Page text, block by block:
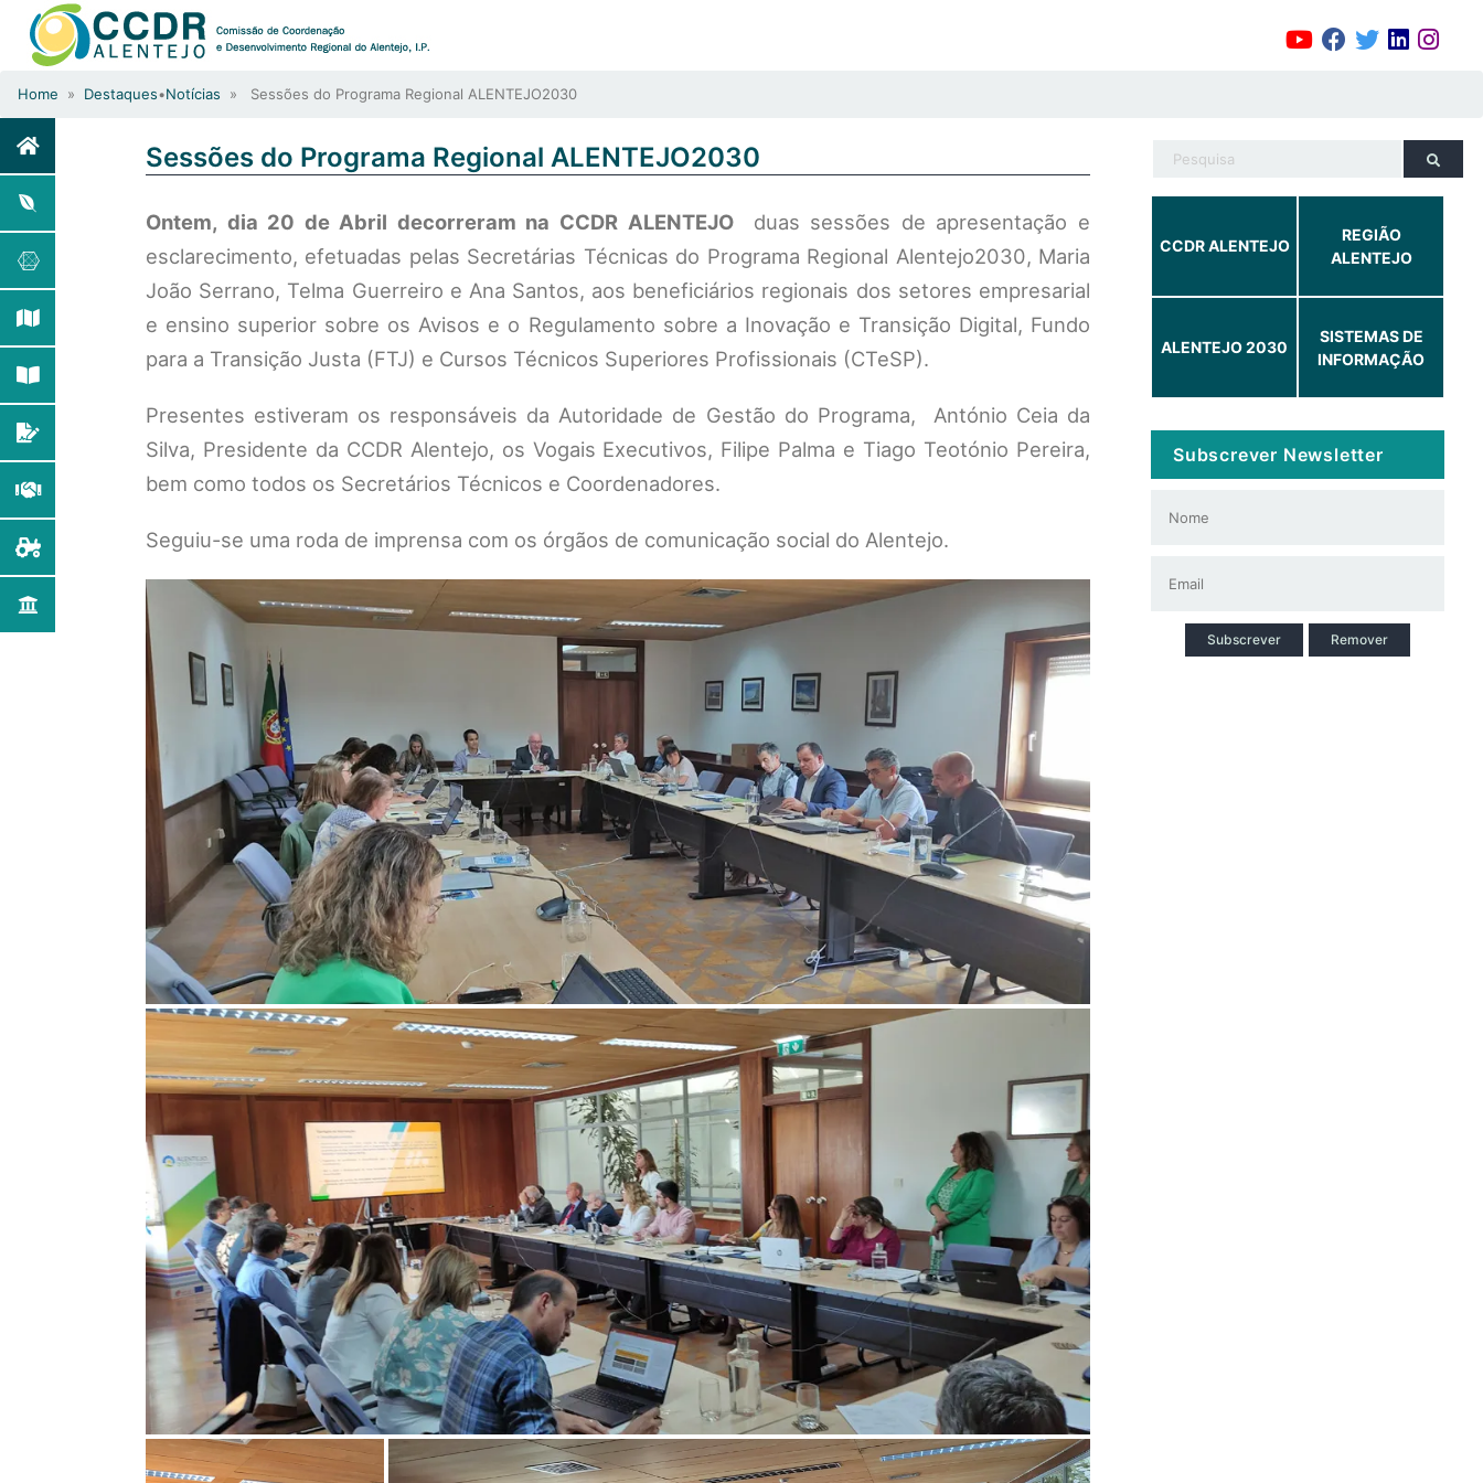
Home » Destaques•Notícias » Sessões do Programa Regional ALENTEJO2030
Sessões do Programa Regional ALENTEJO2030
Ontem, dia 20 de Abril decorreram na CCDR ALENTEJO
duas sessões de apresentação e
esclarecimento, efetuadas pelas Secretárias Técnicas do Programa Regional Alentejo2030, Maria
João Serrano, Telma Guerreiro e Ana Santos, aos beneficiários regionais dos setores empresarial
e ensino superior sobre os Avisos e o Regulamento sobre a Inovação e Transição Digital, Fundo
para a Transição Justa (FTJ) e Cursos Técnicos Superiores Profissionais (CTeSP).
Presentes estiveram os responsáveis da Autoridade de Gestão do Programa, António Ceia da
Silva, Presidente da CCDR Alentejo, os Vogais Executivos, Filipe Palma e Tiago Teotónio Pereira,
bem como todos os Secretários Técnicos e Coordenadores.
Seguiu-se uma roda de imprensa com os órgãos de comunicação social do Alentejo.
CCDR ALENTEJO
REGIÃO
ALENTEJO
ALENTEJO 2030
SISTEMAS DE
INFORMAÇÃO
Subscrever Newsletter
Subscrever Remover